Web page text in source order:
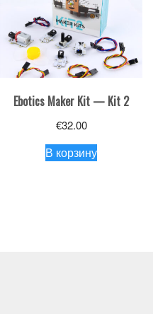
Ebotics Maker Kit — Kit 2
€32.00
В корзину